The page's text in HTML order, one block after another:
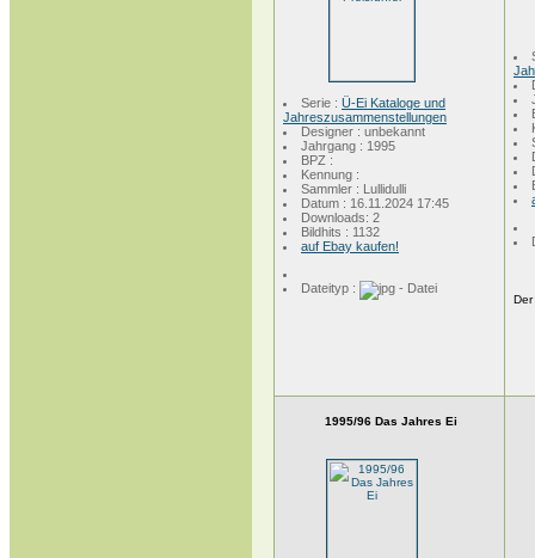
Serie : Ü-Ei Kataloge und
Jahreszusammenstellungen
Designer : unbekannt
Jahrgang : 1995
BPZ :
Kennung :
Sammler : Lullidulli
Datum : 16.11.2024 17:45
Downloads: 2
Bildhits : 1132
auf Ebay kaufen!
Dateityp :
1995/96 Das Jahres Ei